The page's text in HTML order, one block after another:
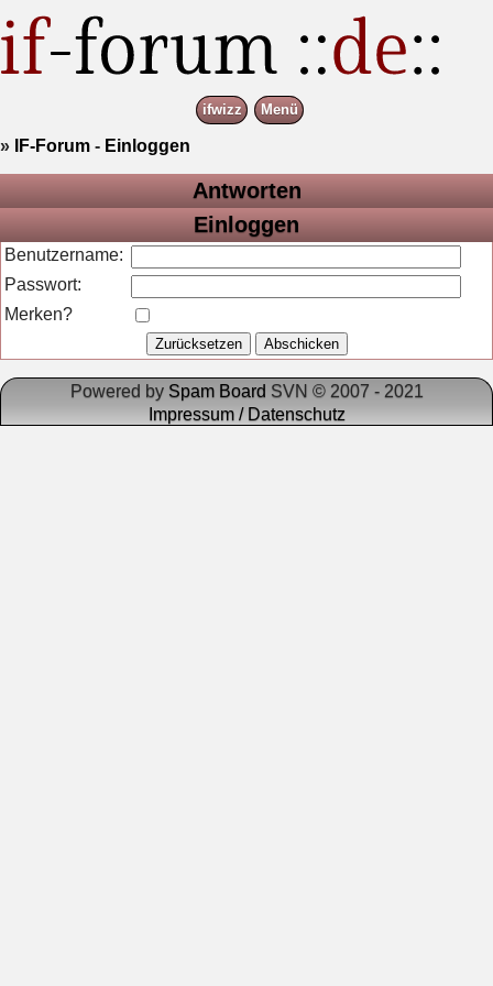
ifwizz Menü
» IF-Forum - Einloggen
Antworten
Einloggen
Benutzername:
Passwort:
Merken?
Powered by Spam Board SVN © 2007 - 2021
Impressum / Datenschutz